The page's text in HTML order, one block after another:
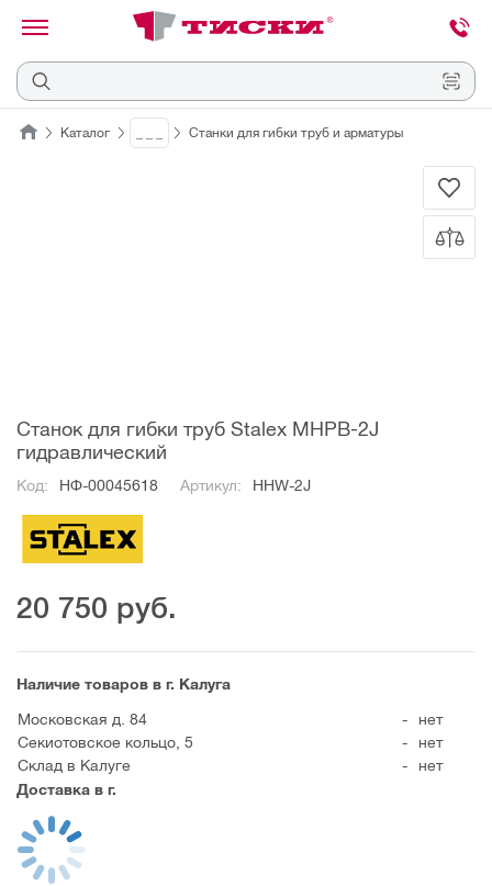
Отмена
Каталог Станки для гибки труб и арматуры
Станок для гибки труб Stalex MHPB-2J
гидравлический
Код: НФ-00045618 Артикул: HHW-2J
20 750 руб.
Наличие товаров в г. Калуга
Московская д. 84
-
нет
Секиотовское кольцо, 5
-
нет
Склад в Калуге
-
нет
Доставка в г.